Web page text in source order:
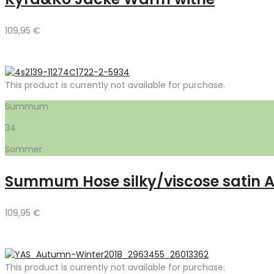
109,95 €
This product is currently not available for purchase.
Summum
34
Sommer
Summum Hose silky/viscose satin
109,95 €
This product is currently not available for purchase.